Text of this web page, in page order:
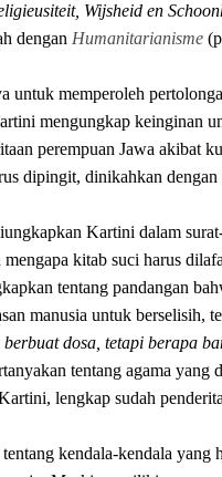
Wijsheid en
dengan Humanitarianisme
untuk memperoleh
mengungkap keinginan
perempuan Jawa akibat
dipingit, dinikahkan
Kartini dalam
kitab suci harus
tentang pandangan
manusia untuk berselisih,
dosa, tetapi berapa
tentang agama yang
lengkap sudah
kendala-kendala yang